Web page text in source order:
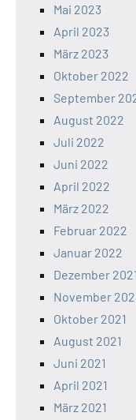
Mai 2023
April 2023
März 2023
Oktober 2022
September
August 2022
Juli 2022
Juni 2022
April 2022
März 2022
Februar 2022
Januar 2022
Dezember 2021
November
Oktober 2021
August 2021
Juni 2021
April 2021
März 2021